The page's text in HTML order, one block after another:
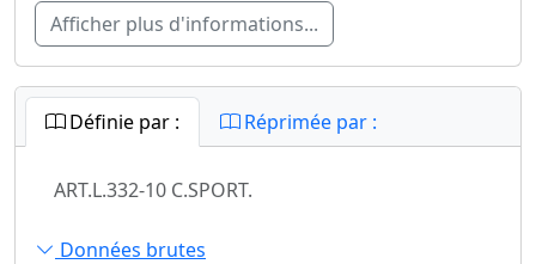
Afficher plus d'informations...
Définie par : Réprimée par :
ART.L.332-10 C.SPORT.
Données brutes